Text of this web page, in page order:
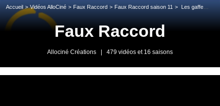
Accueil Vidéos AlloCiné Faux Raccord Faux Raccord saison 11 Les gaffes et erreurs de Once Upon a Time... in Hollywood
Faux Raccord
Allociné Créations 479 vidéos et 16 saisons